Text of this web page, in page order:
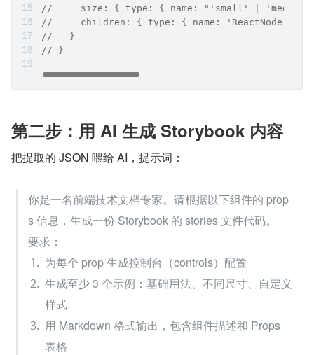
//     size: { type: { name: "'small' |
//     children: { type: { name: 'ReactNode' },
//   }
// }
第二步：用 AI 生成 Storybook 内容
把提取的 JSON 喂给 AI，提示词：
你是一名前端技术文档专家。请根据以下组件的 prop
s 信息，生成一份 Storybook 的 stories 文件代码。
要求：
为每个 prop 生成控制台（controls）配置
生成至少 3 个示例：基础用法、不同尺寸、自定义
样式
用 Markdown 格式输出，包含组件描述和 Props
表格